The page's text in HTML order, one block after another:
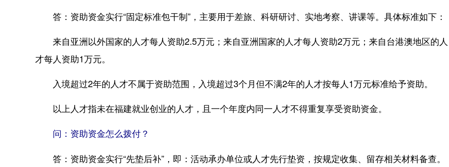
答：资助资金实行“固定标准包干制”，主要用于差旅、科研研讨、实地考察、讲课等。具体标准如下：
来自亚洲以外国家的人才每人资助2.5万元；来自亚洲国家的人才每人资助2万元；来自台港澳地区的人
才每人资助1万元。
入境超过2年的人才不属于资助范围，入境超过3个月但不满2年的人才按每人1万元标准给予资助。
以上人才指未在福建就业创业的人才，且一个年度内同一人才不得重复享受资助资金。
问：资助资金怎么拨付？
答：资助资金实行“先垫后补”，即：活动承办单位或人才先行垫资，按规定收集、留存相关材料备查。